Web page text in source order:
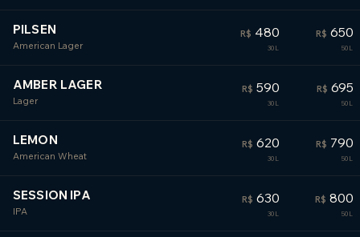
PILSEN
American Lager
R$ 480 R$ 650
AMBER LAGER
Lager
R$ 590 R$ 695
LEMON
American Wheat
R$ 620 R$ 790
SESSION IPA
IPA
R$ 630 R$ 800